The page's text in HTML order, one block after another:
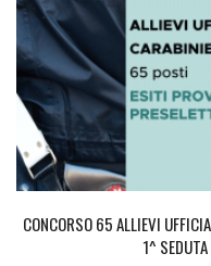
CONCORSO 65 ALLIEVI
1^